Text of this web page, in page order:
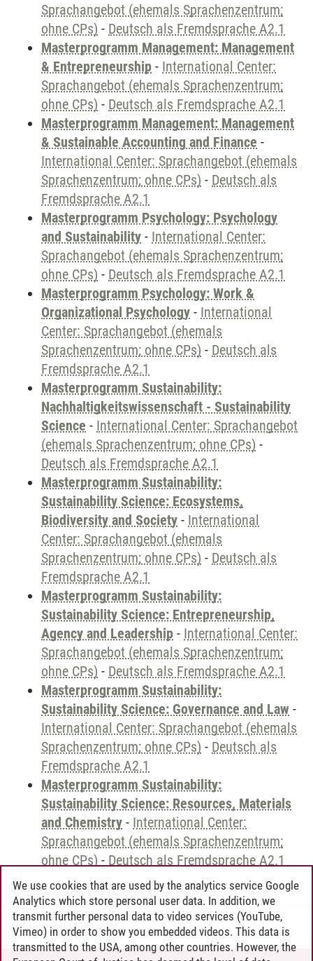
Sprachangebot (ehemals Sprachenzentrum;
ohne CPs) - Deutsch als Fremdsprache A2.1
Masterprogramm Management: Management
& Entrepreneurship - International Center:
Sprachangebot (ehemals Sprachenzentrum;
ohne CPs) - Deutsch als Fremdsprache A2.1
Masterprogramm Management: Management
& Sustainable Accounting and Finance -
International Center: Sprachangebot (ehemals
Sprachenzentrum; ohne CPs) - Deutsch als
Fremdsprache A2.1
Masterprogramm Psychology: Psychology
and Sustainability - International Center:
Sprachangebot (ehemals Sprachenzentrum;
ohne CPs) - Deutsch als Fremdsprache A2.1
Masterprogramm Psychology: Work &
Organizational Psychology - International
Center: Sprachangebot (ehemals
Sprachenzentrum; ohne CPs) - Deutsch als
Fremdsprache A2.1
Masterprogramm Sustainability:
Nachhaltigkeitswissenschaft - Sustainability
Science - International Center: Sprachangebot
(ehemals Sprachenzentrum; ohne CPs) -
Deutsch als Fremdsprache A2.1
Masterprogramm Sustainability:
Sustainability Science: Ecosystems,
Biodiversity and Society - International
Center: Sprachangebot (ehemals
Sprachenzentrum; ohne CPs) - Deutsch als
Fremdsprache A2.1
Masterprogramm Sustainability:
Sustainability Science: Entrepreneurship,
Agency and Leadership - International Center:
Sprachangebot (ehemals Sprachenzentrum;
ohne CPs) - Deutsch als Fremdsprache A2.1
Masterprogramm Sustainability:
Sustainability Science: Governance and Law -
International Center: Sprachangebot (ehemals
Sprachenzentrum; ohne CPs) - Deutsch als
Fremdsprache A2.1
Masterprogramm Sustainability:
Sustainability Science: Resources, Materials
and Chemistry - International Center:
Sprachangebot (ehemals Sprachenzentrum;
ohne CPs) - Deutsch als Fremdsprache A2.1
Andreea Tribel 30.06.2024
We use cookies that are used by the analytics service Google
Analytics which store personal user data. In addition, we
transmit further personal data to video services (YouTube,
Vimeo) in order to show you embedded videos. This data is
transmitted to the USA, among other countries. However, the